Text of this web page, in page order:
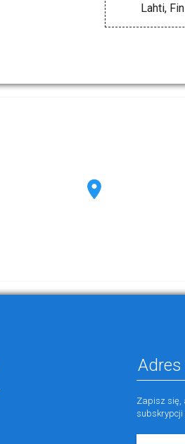
Lahti,
Zapisz się,
subskrypcji